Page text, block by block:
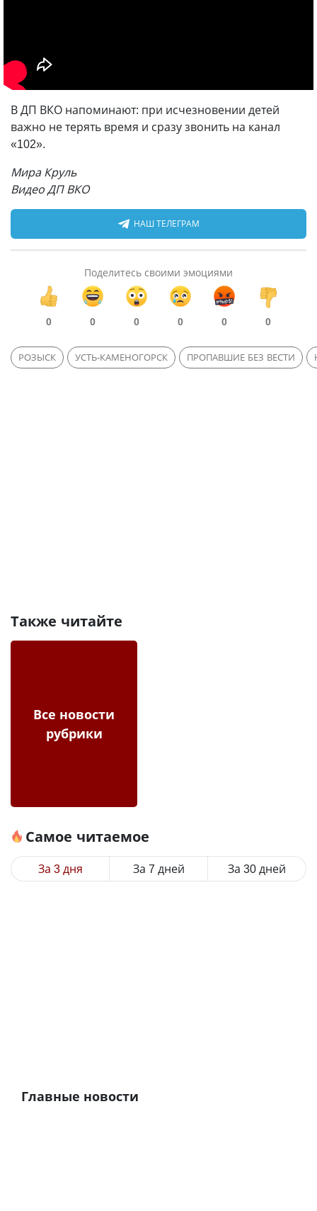
В ДП ВКО напоминают: при исчезновении детей
важно не терять время и сразу звонить на канал
«102».
Мира Круль
Видео ДП ВКО
НАШ ТЕЛЕГРАМ
Поделитесь своими эмоциями
0 0 0 0 0 0
РОЗЫСК УСТЬ-КАМЕНОГОРСК ПРОПАВШИЕ БЕЗ ВЕСТИ
Также читайте
Все новости
рубрики
Самое читаемое
За 3 дня За 7 дней За 30 дней
Главные новости